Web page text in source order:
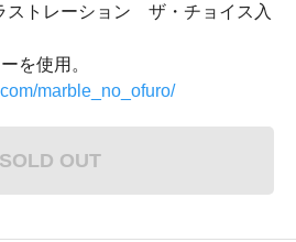
トレーション ザ・チョイス入
を使用。
marble_no_ofuro/
SOLD OUT